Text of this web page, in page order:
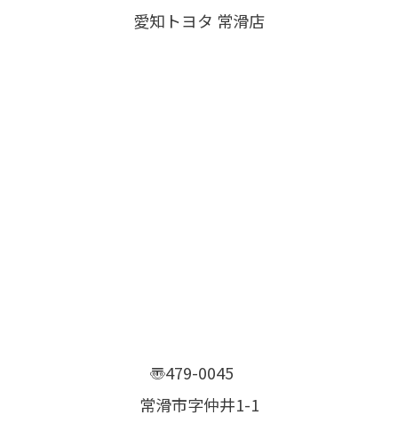
愛知トヨタ 常滑店
〠479-0045
常滑市字仲井1-1